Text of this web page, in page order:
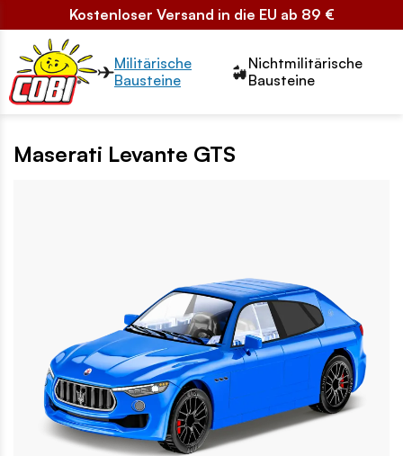
Kostenloser Versand in die EU ab 89 €
Przełącznik segmentów2
Militärische
Bausteine
Nichtmilitärische
Bausteine
Maserati Levante GTS